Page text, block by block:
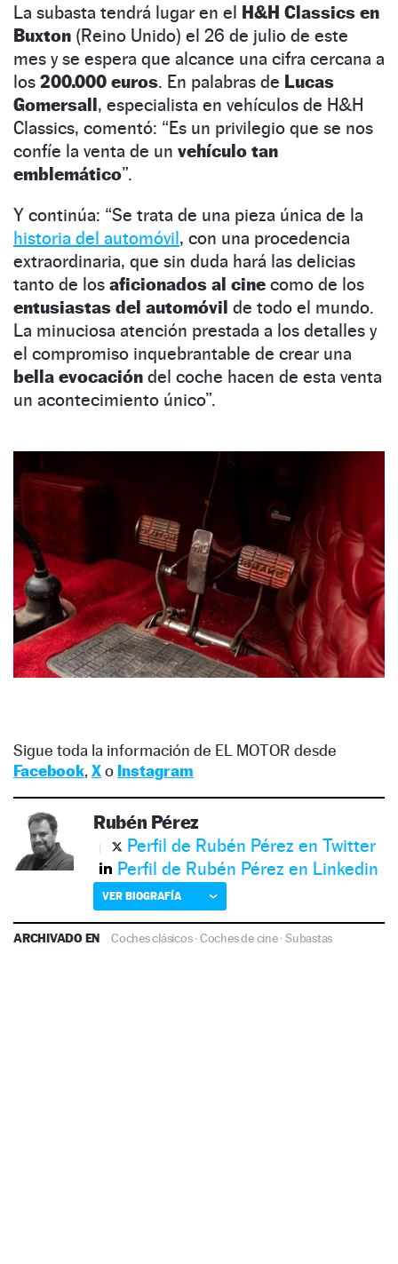
La subasta tendrá lugar en el H&H Classics en
Buxton (Reino Unido) el 26 de julio de este
mes y se espera que alcance una cifra cercana a
los 200.000 euros. En palabras de Lucas
Gomersall, especialista en vehículos de H&H
Classics, comentó: “Es un privilegio que se nos
confíe la venta de un vehículo tan
emblemático”.
Y continúa: “Se trata de una pieza única de la
historia del automóvil, con una procedencia
extraordinaria, que sin duda hará las delicias
tanto de los aficionados al cine como de los
entusiastas del automóvil de todo el mundo.
La minuciosa atención prestada a los detalles y
el compromiso inquebrantable de crear una
bella evocación del coche hacen de esta venta
un acontecimiento único”.
Sigue toda la información de EL MOTOR desde
Facebook, Xo Instagram
Rubén Pérez
Perfil de Rubén Pérez en Twitter
Perfil de Rubén Pérez en Linkedin
VER BIOGRAFÍA
ARCHIVADO EN Coches clásicos·Coches de cine·Subastas